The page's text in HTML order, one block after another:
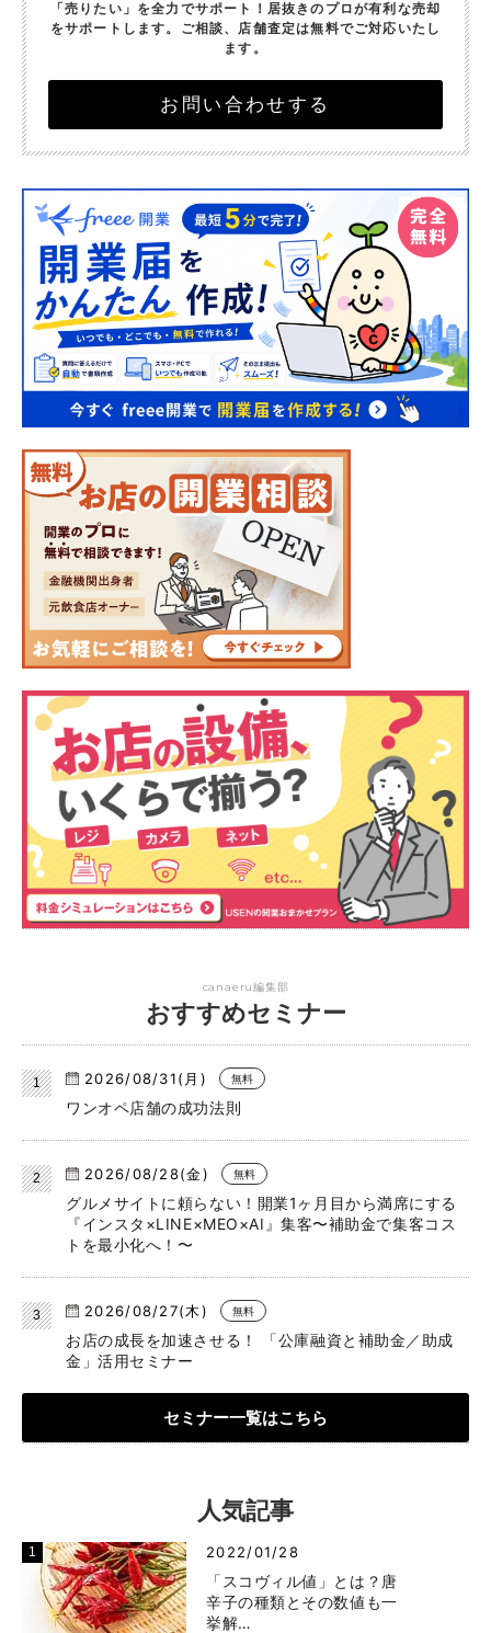
「売りたい」を全力でサポート！ 居抜きのプロが有利な売却
をサポートします。 ご相談、店舗査定は無料でご対応いたし
ます。
お問い合わせする
canaeru編集部
おすすめセミナー
2026/08/31(月) 無料
ワンオペ店舗の成功法則
2026/08/28(金) 無料
グルメサイトに頼らない！開業1ヶ月目から満席にする
『インスタ×LINE×MEO×AI』集客〜補助金で集客コス
トを最小化へ！〜
2026/08/27(木) 無料
お店の成長を加速させる！ 「公庫融資と補助金／助成
金」活用セミナー
セミナー一覧はこちら
人気記事
2022/01/28
「スコヴィル値」とは？唐
辛子の種類とその数値も一
挙解…